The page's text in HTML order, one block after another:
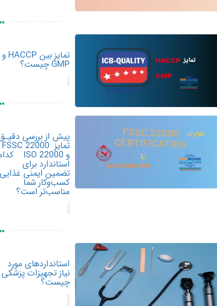
تمایز بین HACCP و
GMP چیست؟
پیش از بررسی دقیـق
تمایز FSSC 22000
و ISO 22000 کدام
استاندارد برای
تضمین ایمنی غذایی
کسب‌وکار شما
مناسب‌تر است؟
استانداردهای مورد
نیاز تجهیزات پزشکی
چیست؟